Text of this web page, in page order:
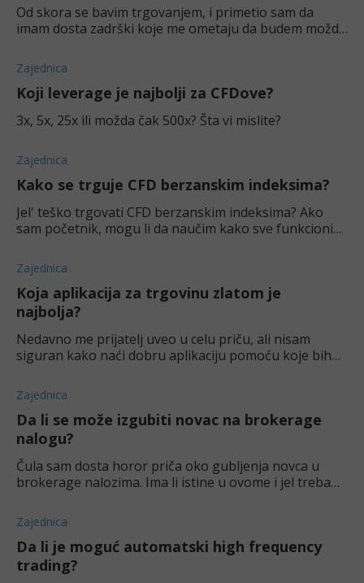
Od skora se bavim trgovanjem, i primetio sam da
imam dosta zadrški koje me ometaju da budem možda
pohlepu, sa čime verujem dosta
Zajednica
Koji leverage je najbolji za CFDove?
3x, 5x, 25x ili možda čak 500x? Šta vi mislite?
Zajednica
Kako se trguje CFD berzanskim indeksima?
Jel' teško trgovati CFD berzanskim indeksima? Ako
sam početnik, mogu li da naučim kako sve funkcioniše
Zajednica
Koja aplikacija za trgovinu zlatom je
najbolja?
Nedavno me prijatelj uveo u celu priču, ali nisam
siguran kako naći dobru aplikaciju pomoću koje bih
mi preporučili kao početniku?
Zajednica
Da li se može izgubiti novac na brokerage
nalogu?
Čula sam dosta horor priča oko gubljenja novca u
brokerage nalozima. Ima li istine u ovome i jel treba
Zajednica
Da li je moguć automatski high frequency
trading?